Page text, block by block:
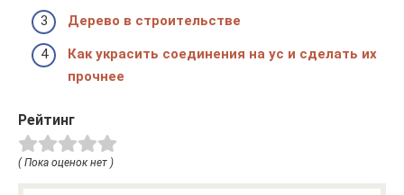
Дерево в строительстве
Как украсить соединения на ус и сделать их
прочнее
Рейтинг
( Пока оценок нет )